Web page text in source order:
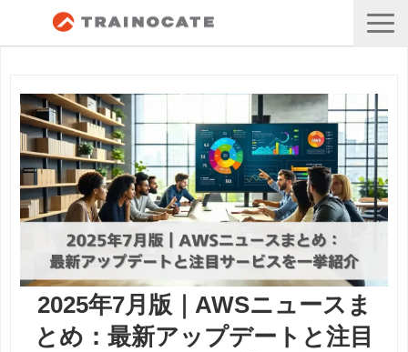
2025年7月版｜AWSニュースま
とめ：最新アップデートと注目